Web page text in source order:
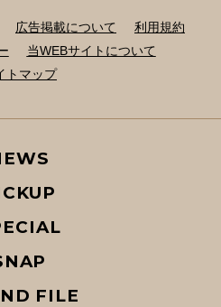
広告掲載について
利用規約
当WEBサイトについて
トマップ
FILE